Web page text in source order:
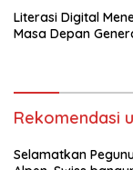
Literasi Digital
Masa Depan
Rekomendasi
Selamatkan